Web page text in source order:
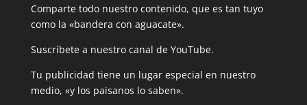
Comparte todo nuestro contenido, que es tan tuyo
como la «bandera con aguacate».
Suscríbete a nuestro canal de YouTube.
Tu publicidad tiene un lugar especial en nuestro
medio, «y los paisanos lo saben».